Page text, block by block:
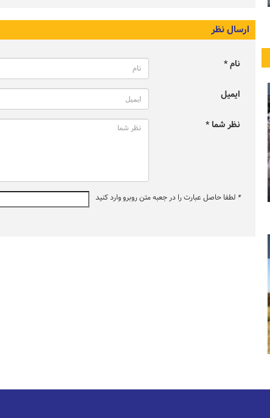
ارسال نظر
نام *
ایمیل
نظر شما *
* لطفا حاصل عبارت را در جعبه متن روبرو وارد کنید